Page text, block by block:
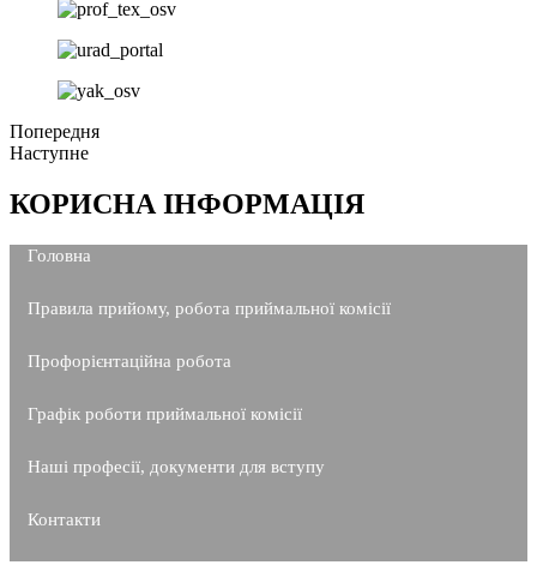
Попередня
Наступне
КОРИСНА ІНФОРМАЦІЯ
Головна
Правила прийому, робота приймальної комісії
Профорієнтаційна робота
Графік роботи приймальної комісії
Наші професії, документи для вступу
Контакти